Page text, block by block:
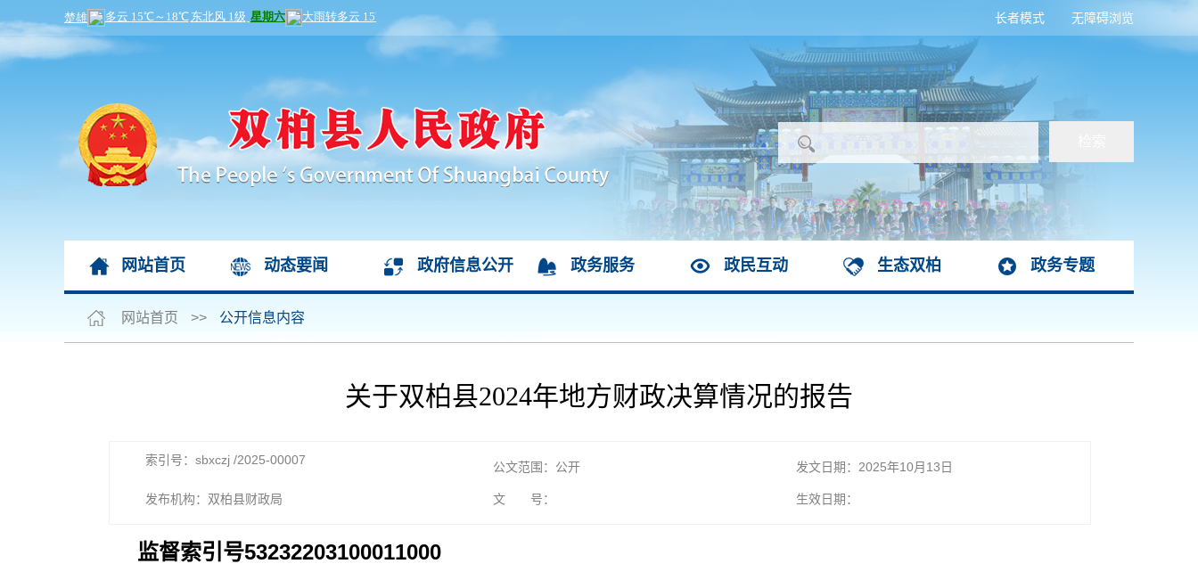
无障碍浏览
长者模式
网站首页 动态要闻 政府信息公开 政务服务 政民互动 生态双柏 政务专题
网站首页 >> 公开信息内容
关于双柏县2024年地方财政决算情况的报告
索引号：sbxczj /2025-00007 公文范围：公开 发文日期：2025年10月13日
发布机构：双柏县财政局 文 号： 生效日期：
监督索引号53232203100011000